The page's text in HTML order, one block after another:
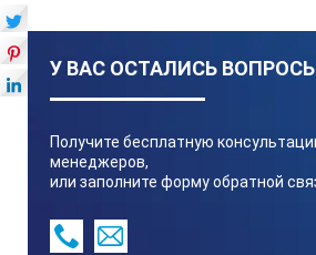
У ВАС ОСТАЛИСЬ
Получите бесплатную
менеджеров,
или заполните форму обратной